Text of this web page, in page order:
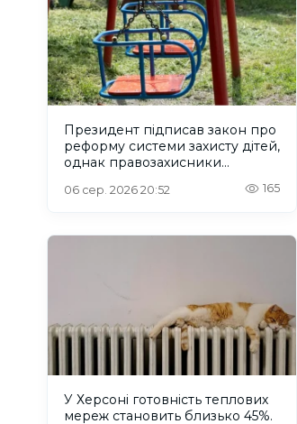
Президент підписав закон про
реформу системи захисту дітей,
однак правозахисники
06 сер. 2026 20:52 165
У Херсоні готовність теплових
мереж становить близько 45%.